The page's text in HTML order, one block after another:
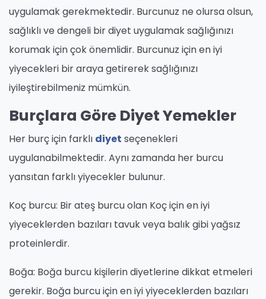
uygulamak gerekmektedir. Burcunuz ne olursa olsun,
sağlıklı ve dengeli bir diyet uygulamak sağlığınızı
korumak için çok önemlidir. Burcunuz için en iyi
yiyecekleri bir araya getirerek sağlığınızı
iyileştirebilmeniz mümkün.
Burçlara Göre Diyet Yemekler
Her burç için farklı diyet seçenekleri
uygulanabilmektedir. Aynı zamanda her burcu
yansıtan farklı yiyecekler bulunur.
Koç burcu: Bir ateş burcu olan Koç için en iyi
yiyeceklerden bazıları tavuk veya balık gibi yağsız
proteinlerdir.
Boğa: Boğa burcu kişilerin diyetlerine dikkat etmeleri
gerekir. Boğa burcu için en iyi yiyeceklerden bazıları